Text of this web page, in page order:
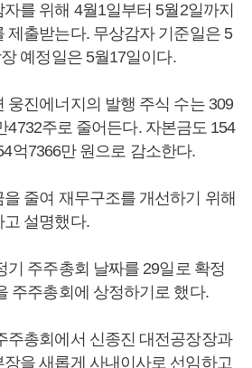
를 위해 4월1일부터 5월2일까지
제출받는다. 무상감자 기준일은 5
예정일은 5월17일이다.
웅진에너지의 발행 주식 수는 309
4732주로 줄어든다. 자본금도 154
억7366만 원으로 감소한다.
줄여 재무구조를 개선하기 위해
설명했다.
기 주주총회 날짜를 29일로 확정
주주총회에 상정하기로 했다.
주총회에서 신종진 대전공장장과
을 새롭게 사내이사로 선임하고